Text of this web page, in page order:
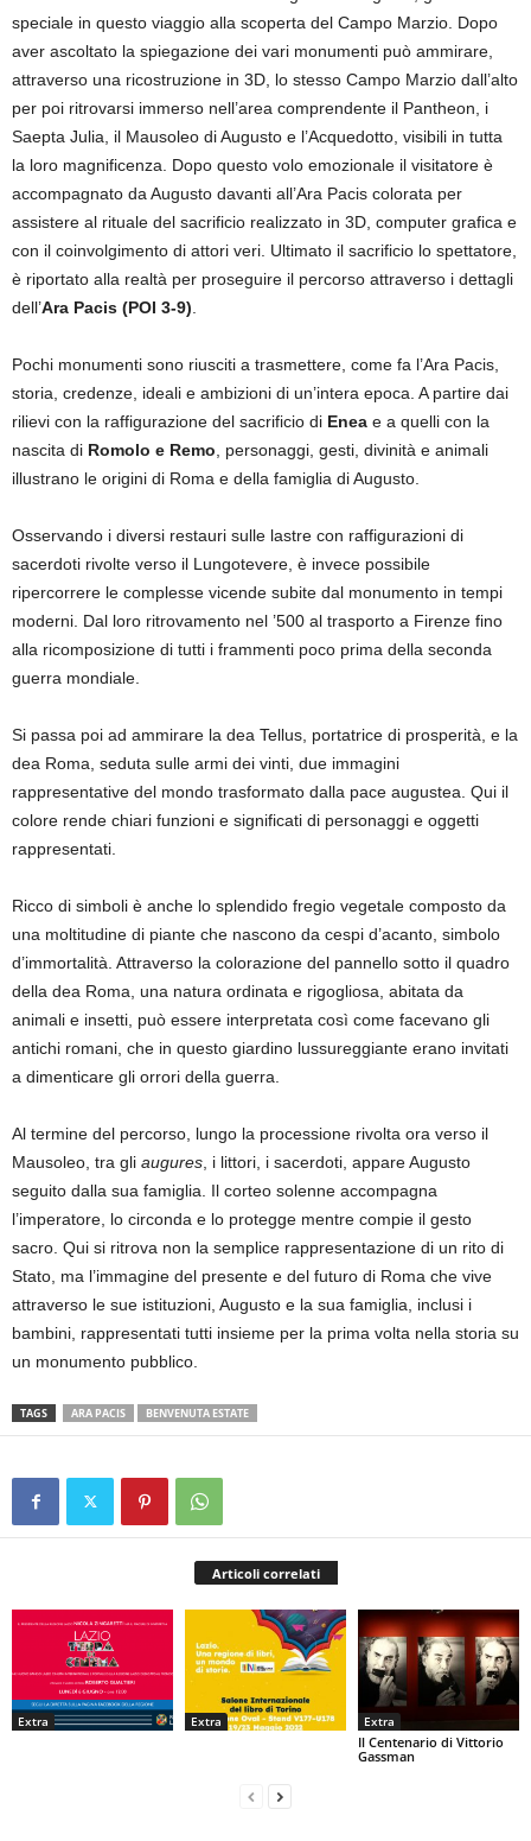
speciale in questo viaggio alla scoperta del Campo Marzio. Dopo
aver ascoltato la spiegazione dei vari monumenti può ammirare,
attraverso una ricostruzione in 3D, lo stesso Campo Marzio dall’alto
per poi ritrovarsi immerso nell’area comprendente il Pantheon, i
Saepta Julia, il Mausoleo di Augusto e l’Acquedotto, visibili in tutta
la loro magnificenza. Dopo questo volo emozionale il visitatore è
accompagnato da Augusto davanti all’Ara Pacis colorata per
assistere al rituale del sacrificio realizzato in 3D, computer grafica e
con il coinvolgimento di attori veri. Ultimato il sacrificio lo spettatore,
è riportato alla realtà per proseguire il percorso attraverso i dettagli
dell’Ara Pacis (POI 3-9)
Pochi monumenti sono riusciti a trasmettere, come fa l’Ara Pacis,
storia, credenze, ideali e ambizioni di un’intera epoca. A partire dai
rilievi con la raffigurazione del sacrificio di Enea e a quelli con la
nascita di Romolo e Remo , personaggi, gesti, divinità e animali
illustrano le origini di Roma e della famiglia di Augusto.
Osservando i diversi restauri sulle lastre con raffigurazioni di
sacerdoti rivolte verso il Lungotevere, è invece possibile
ripercorrere le complesse vicende subite dal monumento in tempi
moderni. Dal loro ritrovamento nel ’500 al trasporto a Firenze fino
alla ricomposizione di tutti i frammenti poco prima della seconda
guerra mondiale.
Si passa poi ad ammirare la dea Tellus, portatrice di prosperità, e la
dea Roma, seduta sulle armi dei vinti, due immagini
rappresentative del mondo trasformato dalla pace augustea. Qui il
colore rende chiari funzioni e significati di personaggi e oggetti
rappresentati.
Ricco di simboli è anche lo splendido fregio vegetale composto da
una moltitudine di piante che nascono da cespi d’acanto, simbolo
d’immortalità. Attraverso la colorazione del pannello sotto il quadro
della dea Roma, una natura ordinata e rigogliosa, abitata da
animali e insetti, può essere interpretata così come facevano gli
antichi romani, che in questo giardino lussureggiante erano invitati
a dimenticare gli orrori della guerra.
Al termine del percorso, lungo la processione rivolta ora verso il
Mausoleo, tra gli augures , i littori, i sacerdoti, appare Augusto
seguito dalla sua famiglia. Il corteo solenne accompagna
l’imperatore, lo circonda e lo protegge mentre compie il gesto
sacro. Qui si ritrova non la semplice rappresentazione di un rito di
Stato, ma l’immagine del presente e del futuro di Roma che vive
attraverso le sue istituzioni, Augusto e la sua famiglia, inclusi i
bambini, rappresentati tutti insieme per la prima volta nella storia su
un monumento pubblico.
TAGS ARA PACIS BENVENUTA ESTATE
Articoli correlati
Extra Extra Extra
Il Centenario di Vittorio
Gassman